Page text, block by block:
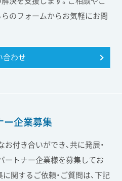
のフォームからお気軽にお問
合わせ
ー企業募集
付き合いができ、共に発展・
ートナー企業様を募集してお
関するご依頼・ご質問は、下記